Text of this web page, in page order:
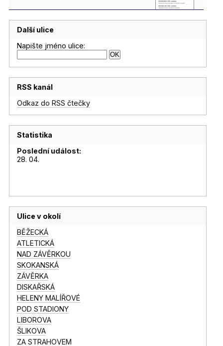
Další ulice
Napište jméno ulice:
RSS kanál
Odkaz do RSS čtečky
Statistika
Poslední událost:
28. 04.
Ulice v okolí
BĚŽECKÁ
ATLETICKÁ
NAD ZÁVĚRKOU
SKOKANSKÁ
ZÁVĚRKA
DISKAŘSKÁ
HELENY MALÍŘOVÉ
POD STADIONY
LIBOROVA
ŠLIKOVA
ZA STRAHOVEM